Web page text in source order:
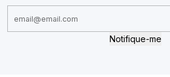
Notifique-me